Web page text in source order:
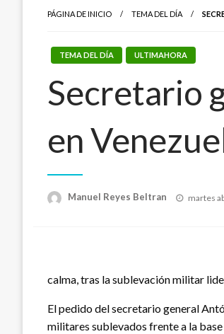
PÁGINA DE INICIO TEMA DEL DÍA
TEMA DEL DÍA ULTIMAHORA
Secretario
en
Manuel Reyes Beltran
Publicado
martes
calma, tras la sublevación militar
El pedido del secretario general
militares sublevados frente a la